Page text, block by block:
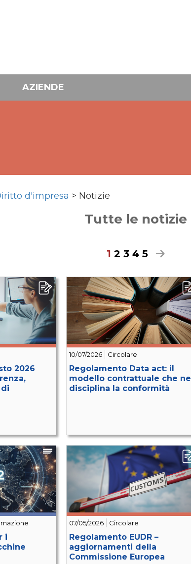
AZIENDE
d'impresa > Notizie
Tutte le notizie
1 2 3 4 5
2026
10/07/2026 Circolare
Regolamento Data act: il
modello contrattuale che ne
disciplina la conformità
i
07/05/2026 Circolare
Regolamento EUDR –
aggiornamenti della
Commissione Europea